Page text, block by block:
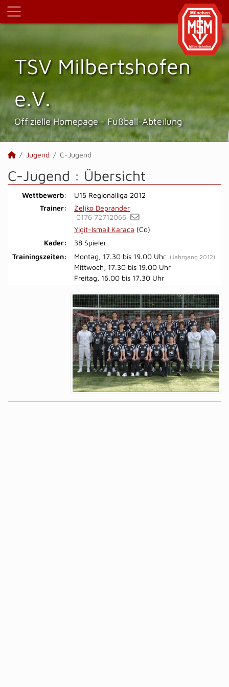
TSV Milbertshofen
e.V.
Offizielle Homepage - Fußball-Abteilung
Jugend C-Jugend
C-Jugend : Übersicht
Wettbewerb:
U15 Regionalliga 2012
Trainer:
Zeljko Deprander
0176 72712066
Yigit-Ismail Karaca (Co)
Kader:
38 Spieler
Trainingszeiten:
Montag, 17.30 bis 19.00 Uhr (Jahrgang 2012)
Mittwoch, 17.30 bis 19.00 Uhr
Freitag, 16.00 bis 17.30 Uhr